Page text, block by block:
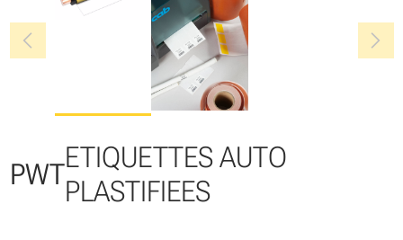
chevron_left chevron_right
PWTETIQUETTES AUTO
PLASTIFIEES